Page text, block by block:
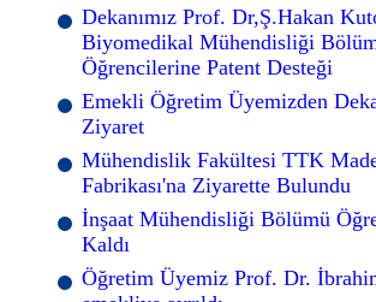
Dekanımız Prof. Dr,Ş.Hakan
Biyomedikal Mühendisliği
Öğrencilerine Patent Desteği
Emekli Öğretim Üyemizden
Ziyaret
Mühendislik Fakültesi TTK
Fabrikası'na Ziyarette Bulundu
İnşaat Mühendisliği Bölümü
Kaldı
Öğretim Üyemiz Prof. Dr.